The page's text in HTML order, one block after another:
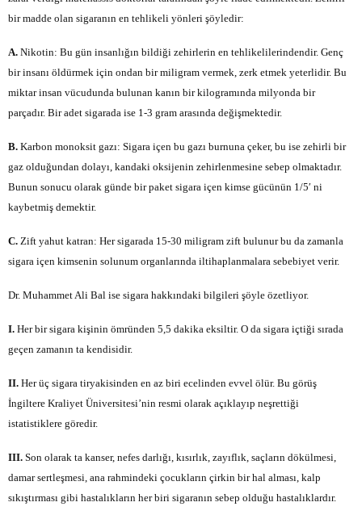
bir madde olan sigaranın en tehlikeli yönleri şöyledir:
A. Nikotin: Bu gün insanlığın bildiği zehirlerin en tehlikelilerindendir. Genç
bir insanı öldürmek için ondan bir miligram vermek, zerk etmek yeterlidir. Bu
miktar insan vücudunda bulunan kanın bir kilogramında milyonda bir
parçadır. Bir adet sigarada ise 1-3 gram arasında değişmektedir.
B. Karbon monoksit gazı: Sigara içen bu gazı burnuna çeker, bu ise zehirli bir
gaz olduğundan dolayı, kandaki oksijenin zehirlenmesine sebep olmaktadır.
Bunun sonucu olarak günde bir paket sigara içen kimse gücünün 1/5′ ni
kaybetmiş demektir.
C. Zift yahut katran: Her sigarada 15-30 miligram zift bulunur bu da zamanla
sigara içen kimsenin solunum organlarında iltihaplanmalara sebebiyet verir.
Dr. Muhammet Ali Bal ise sigara hakkındaki bilgileri şöyle özetliyor.
I. Her bir sigara kişinin ömründen 5,5 dakika eksiltir. O da sigara içtiği sırada
geçen zamanın ta kendisidir.
II. Her üç sigara tiryakisinden en az biri ecelinden evvel ölür. Bu görüş
İngiltere Kraliyet Üniversitesi’nin resmi olarak açıklayıp neşrettiği
istatistiklere göredir.
III. Son olarak ta kanser, nefes darlığı, kısırlık, zayıflık, saçların dökülmesi,
damar sertleşmesi, ana rahmindeki çocukların çirkin bir hal alması, kalp
sıkıştırması gibi hastalıkların her biri sigaranın sebep olduğu hastalıklardır.